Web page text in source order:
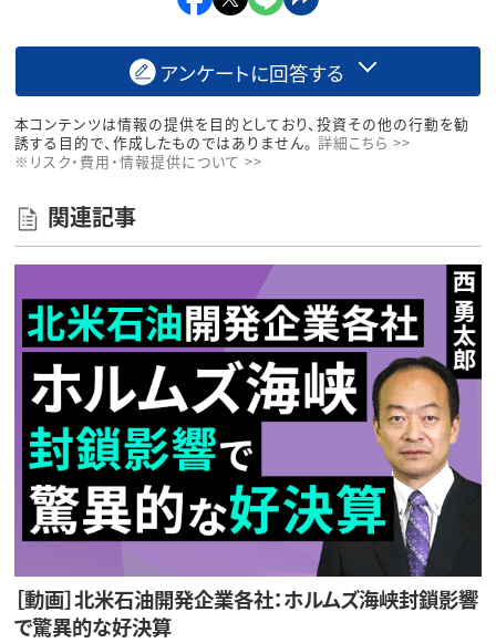
アンケートに回答する
本コンテンツは情報の提供を目的としており、投資その他の行動を勧
誘する目的で、作成したものではありません。 詳細こちら >>
※リスク・費用・情報提供について >>
関連記事
［動画］北米石油開発企業各社：ホルムズ海峡封鎖影響
で驚異的な好決算